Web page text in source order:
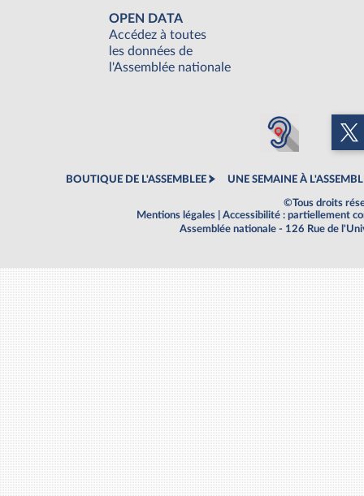
OPEN DATA
Accédez à toutes
les données de
l'Assemblée nationale
BOUTIQUE DE L'ASSEMBLEE UNE SEMAINE À
©Tous droits
Mentions légales
Accessibilité : partiellement
Assemblée nationale - 126 Rue de